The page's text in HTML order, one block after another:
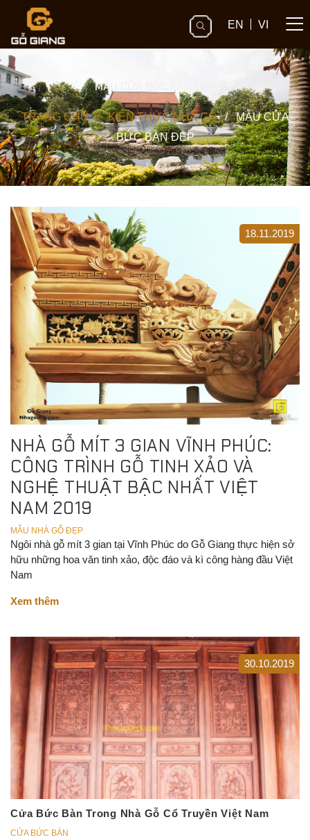
EN VI
MẪU CỬA BỨC BÀN ĐẸP
TRANG CHỦ / KIẾN THỨC NHÀ GỖ /
MẪU CỬA
BỨC BÀN ĐẸP
NHÀ GỖ MÍT 3 GIAN VĨNH PHÚC:
CÔNG TRÌNH GỖ TINH XẢO VÀ
NGHỆ THUẬT BẬC NHẤT VIỆT
NAM 2019
MẪU NHÀ GỖ ĐẸP
18.11.2019
Ngôi nhà gỗ mít 3 gian tại Vĩnh Phúc do Gỗ Giang thực hiện sở
hữu những hoa văn tinh xảo, độc đáo và kì công hàng đầu Việt
Nam
Xem thêm
Cửa Bức Bàn Trong Nhà Gỗ Cổ Truyền Việt Nam
CỬA BỨC BÀN
30.10.2019